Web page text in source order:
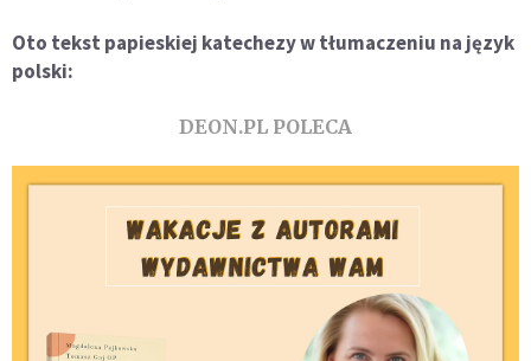
Oto tekst papieskiej katechezy w tłumaczeniu na język
polski:
DEON.PL POLECA